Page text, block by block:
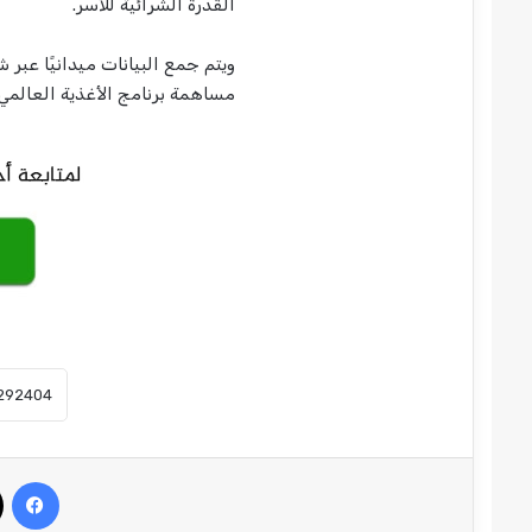
القدرة الشرائية للأسر.
ويتم جمع البيانات ميدانيًا
مساهمة برنامج الأغذية